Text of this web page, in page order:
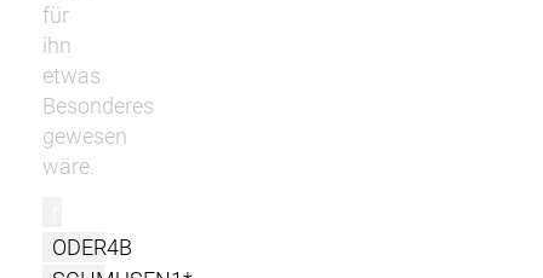
für
ihn
etwas
Besonderes
gewesen
wäre.
ODER4B